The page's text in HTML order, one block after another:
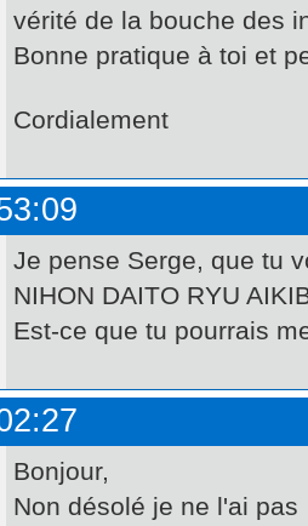
vérité de la bouche des
Bonne pratique à toi et
Cordialement
Je pense Serge, que tu
NIHON DAITO RYU
Est-ce que tu pourrais
Bonjour,
Non désolé je ne l'ai